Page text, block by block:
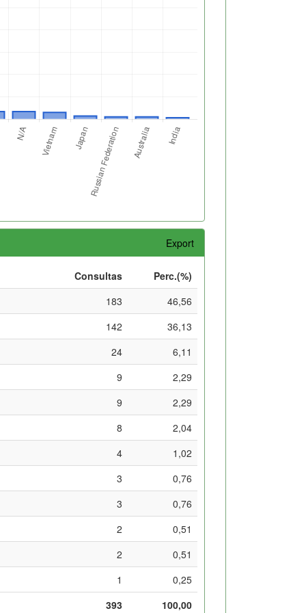
Export
Consultas
Perc.(%)
183
46,56
142
36,13
24
6,11
9
2,29
9
2,29
8
2,04
4
1,02
3
0,76
3
0,76
2
0,51
2
0,51
1
0,25
393
100,00